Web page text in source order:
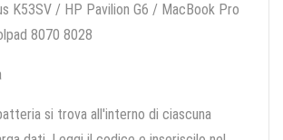
K53SV / HP Pavilion G6 / MacBook Pro
8070 8028
si trova all'interno di ciascuna